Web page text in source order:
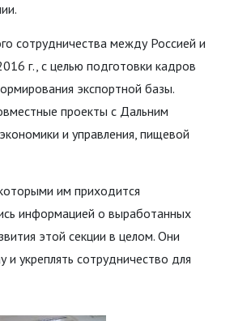
сотрудничества между Россией и
г., с целью подготовки кадров
экспортной базы.
проекты с Дальним
и управления, пищевой
им приходится
информацией о выработанных
этой секции в целом. Они
укреплять сотрудничество для